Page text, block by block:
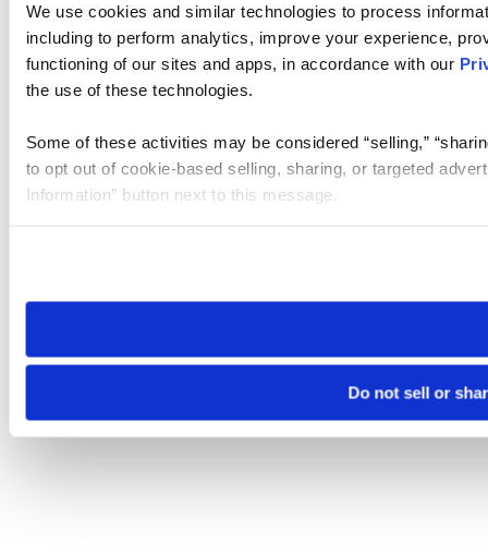
We use cookies and similar technologies to process
including to perform analytics, improve your experience,
functioning of our sites and apps, in accordance with our
the use of these technologies.
Some of these activities may be considered “selling,”
to opt out of cookie-based selling, sharing, or targeted
Information” button next to this message.
need to be set again.
Do not sell or